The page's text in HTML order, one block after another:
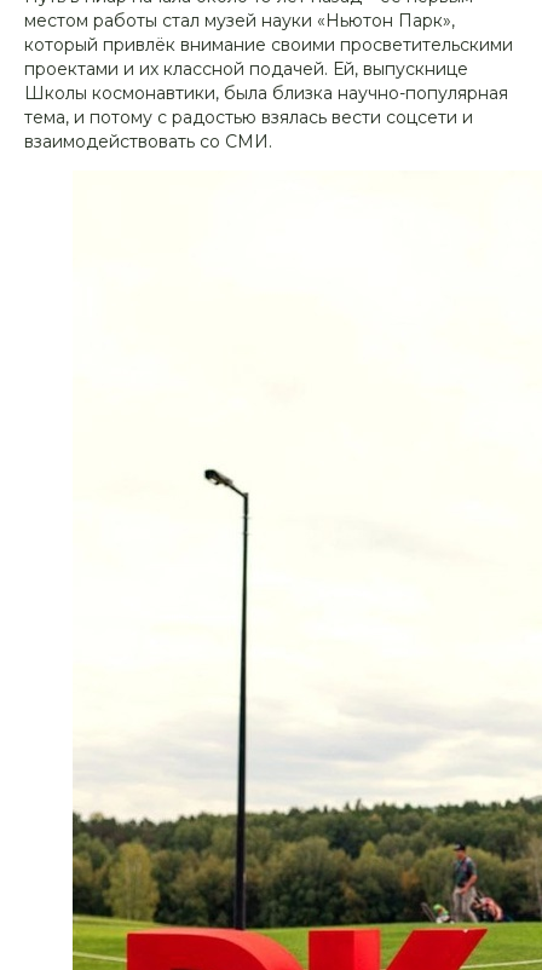
местом работы стал музей науки «Ньютон Парк»,
который привлёк внимание своими просветительскими
проектами и их классной подачей. Ей, выпускнице
Школы космонавтики, была близка научно-популярная
тема, и потому с радостью взялась вести соцсети и
взаимодействовать со СМИ.